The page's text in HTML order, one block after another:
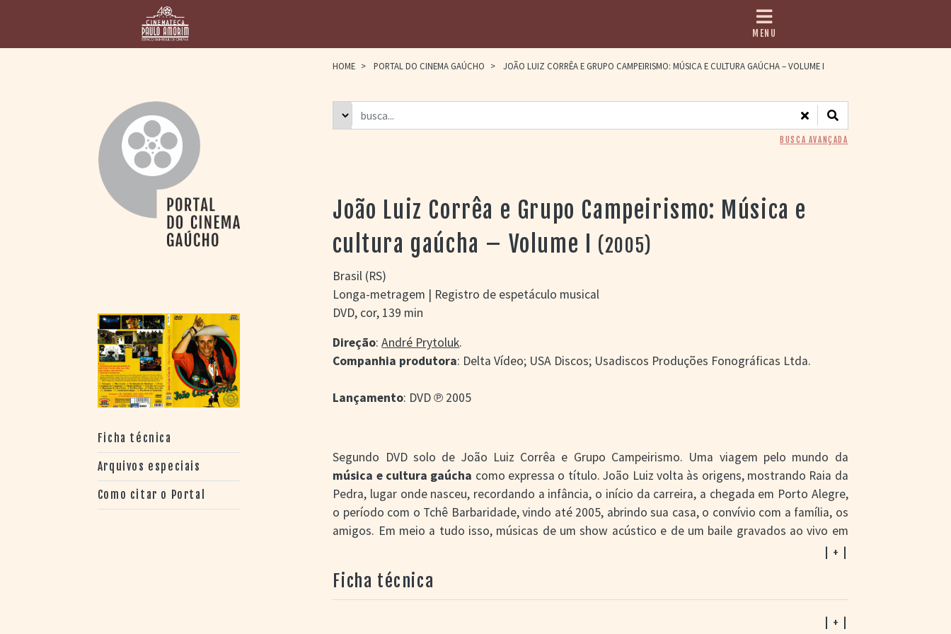
PAULO AMORIM
> HOMENAGEADOS
> ASSOCIAÇÃO DOS
> BIBLIOTECA
ROMEU GRIMALDI
> ARQUIVO
PORTAL DO
CINEMA GAÚCHO
> APRESENTAÇÃO
> BUSCA AVANÇADA
> LISTA DE FILMES
CINEASTAS
> DISCOGRAFIAS
> BIBLIOGRAFIAS
CONTATO E
MENU
HOME > PORTAL DO CINEMA GAÚCHO > JOÃO LUIZ CORRÊA E GRUPO CAMPEIRISMO: MÚSICA E CULTURA GAÚCHA – VOLUME I
Ficha técnica
Arquivos especiais
Como citar o Portal
BUSCA AVANÇADA
João Luiz Corrêa e Grupo Campeirismo: Música e
cultura gaúcha – Volume I
(2005)
Brasil (RS)
Longa-metragem | Registro de espetáculo musical
DVD, cor, 139 min
Direção:André Prytoluk.
Companhia produtora: Delta Vídeo; USA Discos; Usadiscos Produções Fonográficas Ltda.
Lançamento: DVD ℗ 2005
Segundo DVD solo de João Luiz Corrêa e Grupo Campeirismo. Uma viagem pelo mundo da
música e cultura gaúcha como expressa o título. João Luiz volta às origens, mostrando Raia da
Pedra, lugar onde nasceu, recordando a infância, o início da carreira, a chegada em Porto Alegre,
o período com o Tchê Barbaridade, vindo até 2005, abrindo sua casa, o convívio com a família, os
amigos. Em meio a tudo isso, músicas de um show acústico e de um baile gravados ao vivo em
Trechos de um show e um baile animados por João Luiz Corrêa e Grupo Campeirismo em duas
cidades catarinenses. Entre cada música, João Luiz Corrêa munido de um microfone atua como
uma espécie de repórter (o DVD chama estas entradas de matérias) percorrendo os principais
| + |
Ficha técnica
| + |